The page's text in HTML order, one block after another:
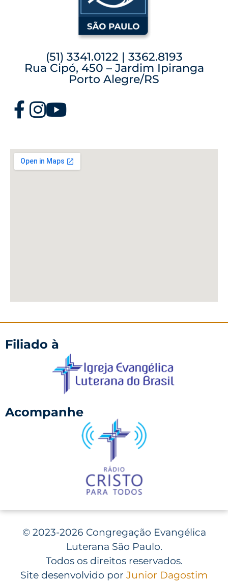
(51) 3341.0122 | 3362.8193
Rua Cipó, 450 – Jardim Ipiranga
Porto Alegre/RS
Filiado à
Acompanhe
©2023-2026 Congregação Evangélica
Luterana São Paulo.
Todos os direitos reservados.
Site desenvolvido por Junior Dagostim